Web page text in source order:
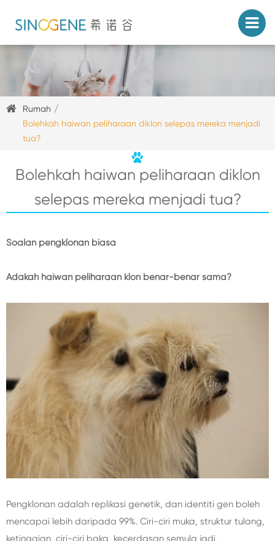
Rumah
Bolehkah haiwan peliharaan diklon selepas mereka menjadi
tua?
Bolehkah haiwan peliharaan diklon
selepas mereka menjadi tua?
Soalan pengklonan biasa
Adakah haiwan peliharaan klon benar-benar sama?
Pengklonan adalah replikasi genetik, dan identiti gen boleh
mencapai lebih daripada 99%. Ciri-ciri muka, struktur tulang,
ketinggian, ciri-ciri baka, kecerdasan semula jadi,